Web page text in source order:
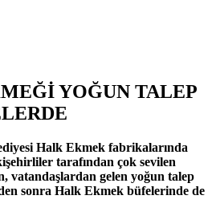
YOĞUN TALEP
Halk Ekmek fabrikalarında
tarafından çok sevilen
vatandaşlardan gelen yoğun talep
sonra Halk Ekmek büfelerinde de